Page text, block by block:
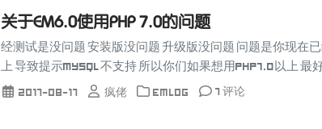
关于EM6.0使用PHP 7.0的问题
经测试是没问题 安装版没问题 升级版没问题 问题是你现在
上 导致提示mysql不支持 所以你们如果想用PHP7.0以上 最
2017-08-17 疯佬 Emlog 7 评论